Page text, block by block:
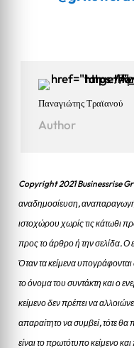
Παναγιώτης Τραϊανού
Author
Copyright 2021 Businessrise
αναδημοσίευση,
ιστοχώρου χωρίς τις κάτωθι
προς το άρθρο ή την σελίδα.Ο
Όταν τα κείμενα υπογράφονται
το όνομα του συντάκτη και ο
κείμενο δεν πρέπει να
απαραίτητο να συμβεί, τότε θα
είναι το πρωτότυπο κείμενο